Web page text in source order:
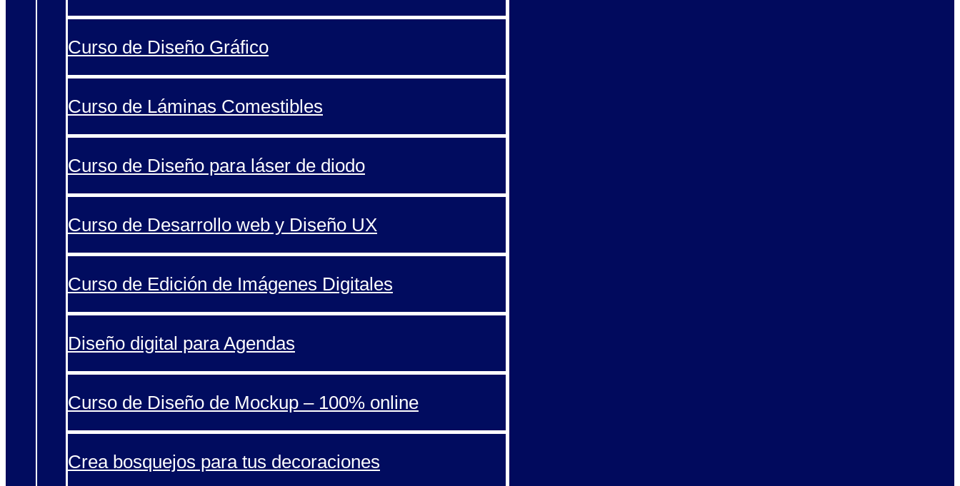
Curso de Diseño Gráfico
Curso de Láminas Comestibles
Curso de Diseño para láser de diodo
Curso de Desarrollo web y Diseño UX
Curso de Edición de Imágenes Digitales
Diseño digital para Agendas
Curso de Diseño de Mockup – 100% online
Crea bosquejos para tus decoraciones